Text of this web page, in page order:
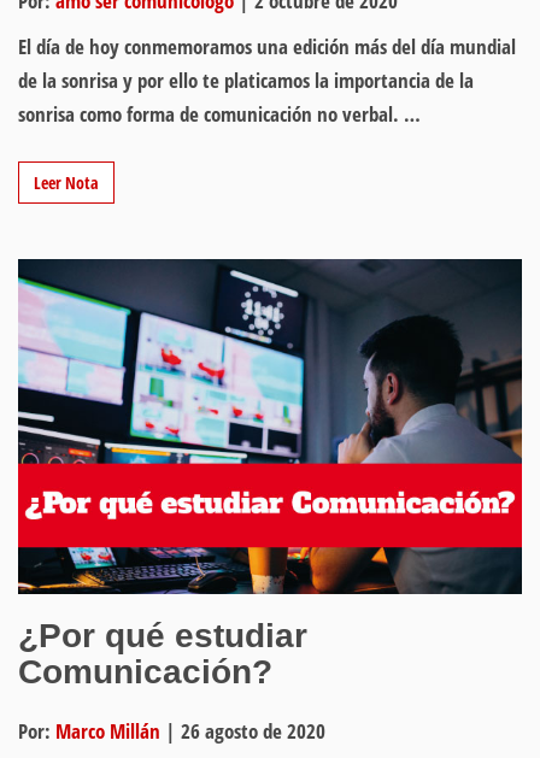
El día de hoy conmemoramos una edición más del día mundial
de la sonrisa y por ello te platicamos la importancia de la
sonrisa como forma de comunicación no verbal. …
Leer Nota
¿Por qué estudiar
Comunicación?
Por: Marco Millán | 26 agosto de 2020